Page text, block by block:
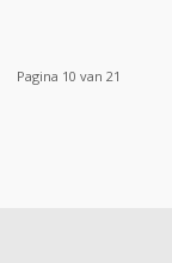
Pagina 10 van 21